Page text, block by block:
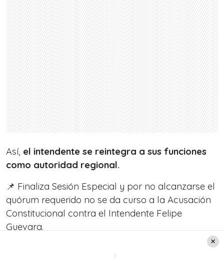
Así, el intendente se reintegra a sus funciones
como autoridad regional.
📌 Finaliza Sesión Especial y por no alcanzarse el
quórum requerido no se da curso a la Acusación
Constitucional contra el Intendente Felipe
Guevara.
pic.twitter.com/MelcVQeLVx